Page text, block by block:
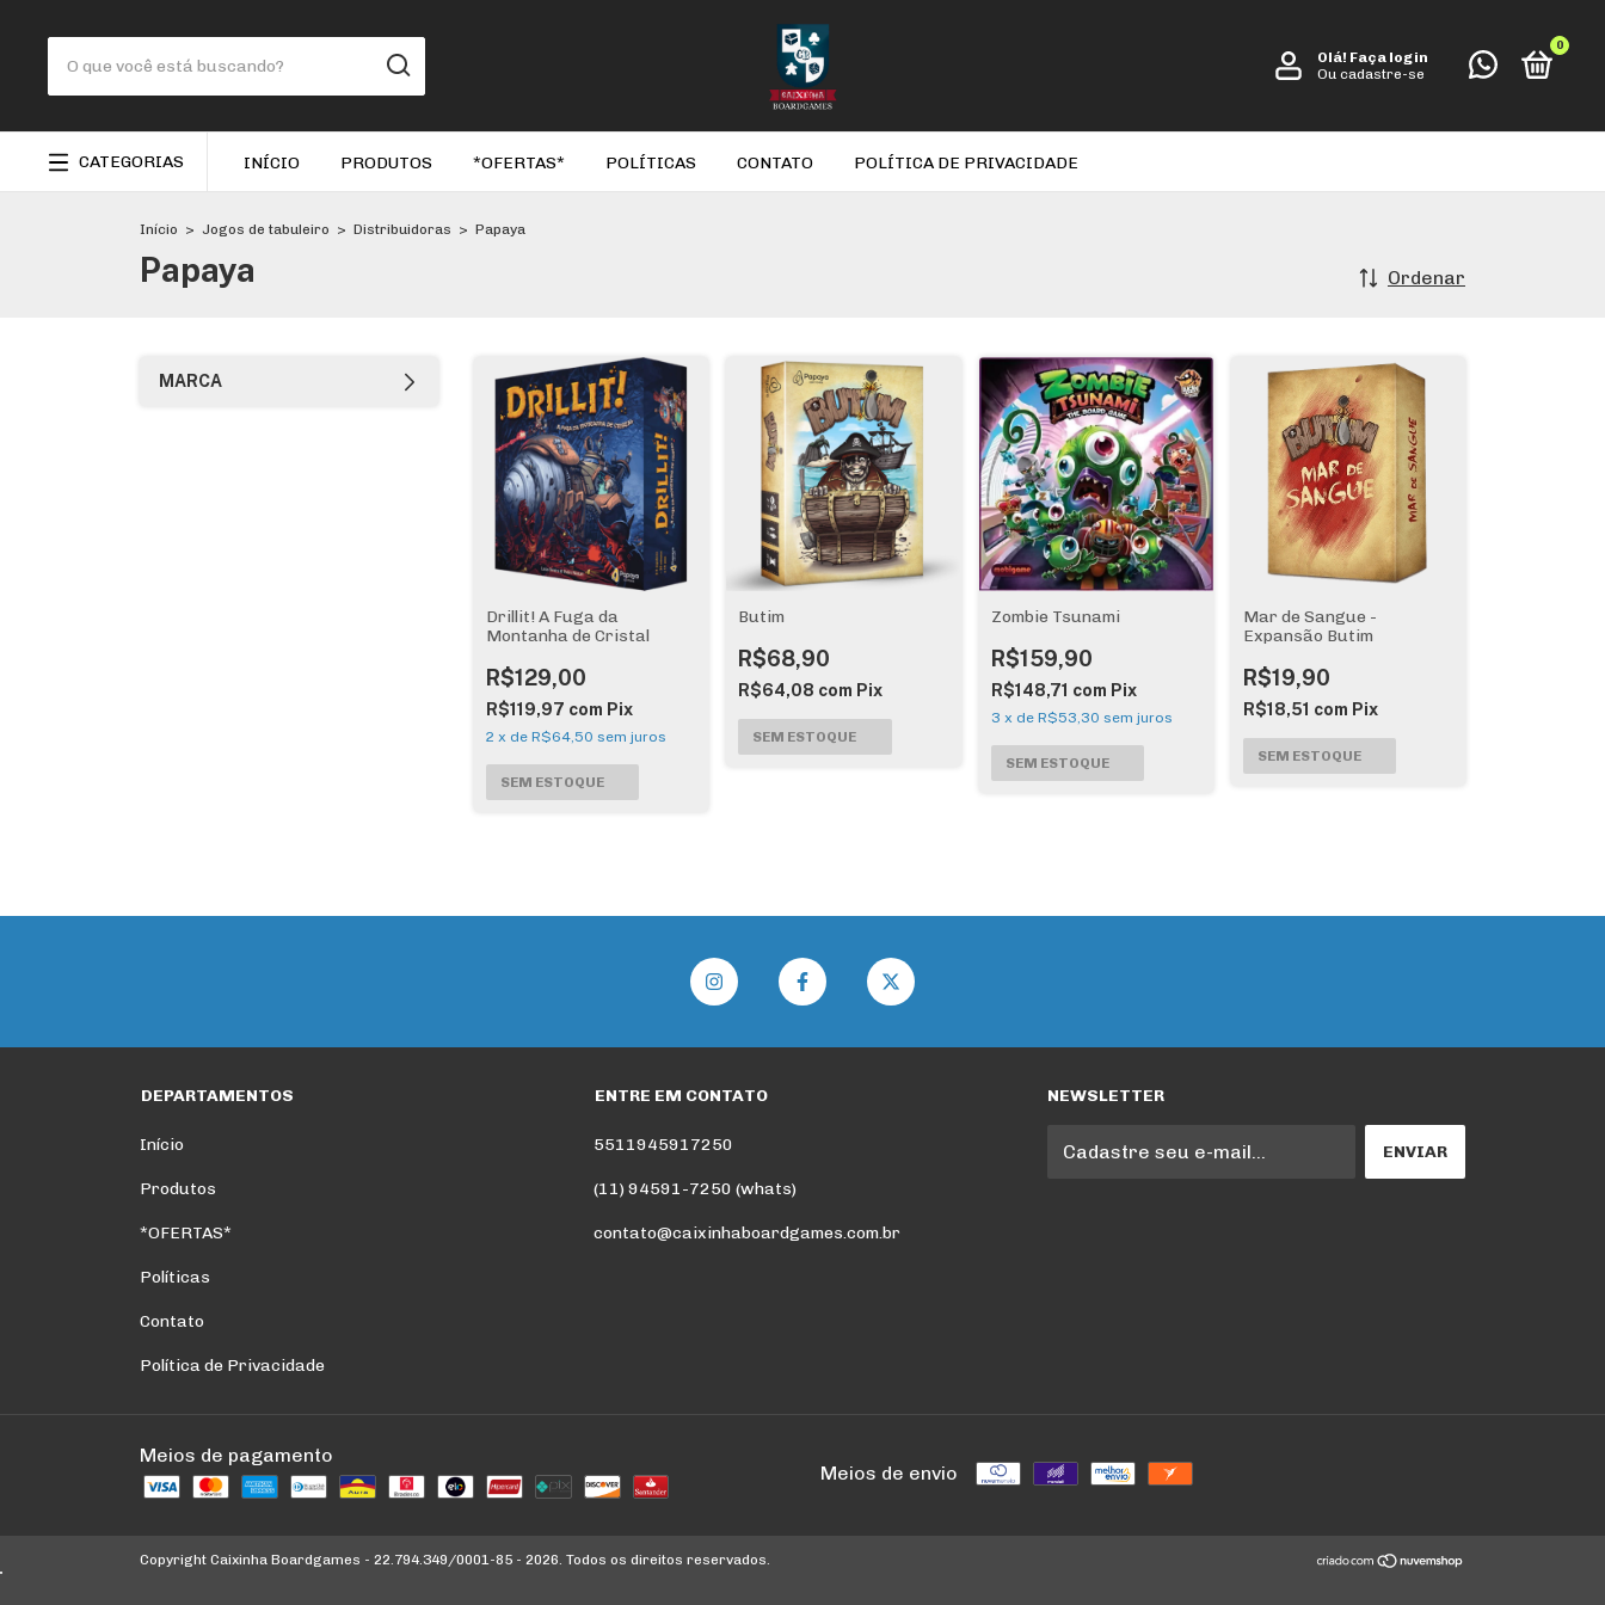
Olá! Faça login
Ou cadastre-se
0
CATEGORIAS INÍCIO PRODUTOS *OFERTAS* POLÍTICAS CONTATO POLÍTICA DE PRIVACIDADE
Início > Jogos de tabuleiro > Distribuidoras > Papaya
Papaya Ordenar
MARCA
Drillit! A Fuga da
Montanha de Cristal
R$129,00
R$119,97 com Pix
2 x de R$64,50 sem juros
Butim
R$68,90
R$64,08 com Pix
Zombie Tsunami
R$159,90
R$148,71 com Pix
3 x de R$53,30 sem juros
Mar de Sangue -
Expansão Butim
R$19,90
R$18,51 com Pix
DEPARTAMENTOS
Início
Produtos
*OFERTAS*
Políticas
Contato
Política de Privacidade
ENTRE EM CONTATO
5511945917250
(11) 94591-7250 (whats)
contato@caixinhaboardgames.com.br
NEWSLETTER
Meios de pagamento
Meios de envio
Copyright Caixinha Boardgames - 22.794.349/0001-85 - 2026. Todos os direitos reservados.